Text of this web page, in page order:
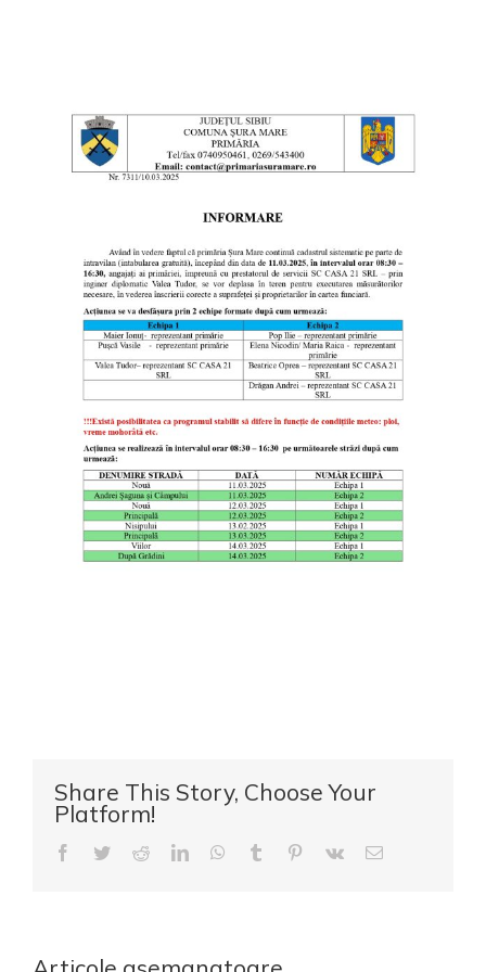
Share This Story, Choose Your
Platform!
Facebook
TwitterRedditLinkedInWhatsApp
Tumblr Pinterest
Vk
E-